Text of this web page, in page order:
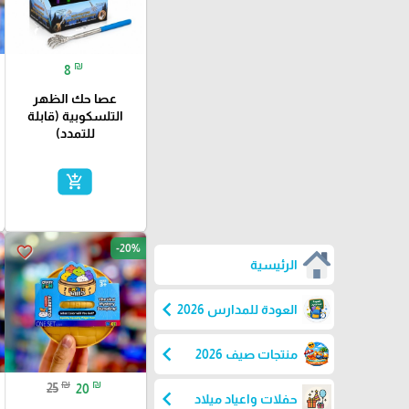
الرئيسية
العودة للمدارس 2026 chevron_left
منتجات صيف 2026 chevron_left
حفلات واعياد ميلاد chevron_left
8 ₪
عصا حك الظهر
التلسكوبية (قابلة
للتمدد)
add_shopping_cart
favorite_border -20%
25 ₪ 20 ₪